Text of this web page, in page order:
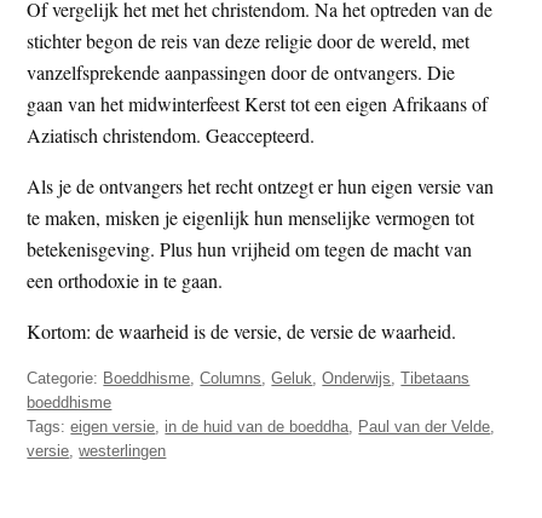
Of vergelijk het met het christendom. Na het optreden van de
stichter begon de reis van deze religie door de wereld, met
vanzelfsprekende aanpassingen door de ontvangers. Die
gaan van het midwinterfeest Kerst tot een eigen Afrikaans of
Aziatisch christendom. Geaccepteerd.
Als je de ontvangers het recht ontzegt er hun eigen versie van
te maken, misken je eigenlijk hun menselijke vermogen tot
betekenisgeving. Plus hun vrijheid om tegen de macht van
een orthodoxie in te gaan.
Kortom: de waarheid is de versie, de versie de waarheid.
Categorie: Boeddhisme ,Columns ,Geluk ,Onderwijs ,Tibetaans
boeddhisme
Tags:eigen versie in de huid van de boeddha Paul van der Velde
versie ,westerlingen